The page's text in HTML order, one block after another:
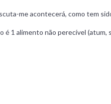
me acontecerá, como tem
é 1 alimento não perecível